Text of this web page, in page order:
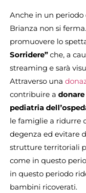
Anche in un
Brianza non si
promuovere lo
Sorridere” che, a
streaming e sarà
Attraverso una
contribuire a
pediatria
le famiglie a ridurre
degenza ed evitare
strutture territoriali
come in questo
in questo periodo
bambini ricoverati.